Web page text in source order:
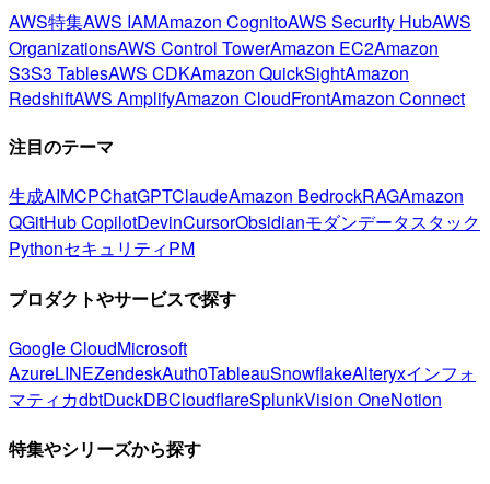
AWS特集AWS IAMAmazon CognitoAWS Security HubAWS
OrganizationsAWS Control TowerAmazon EC2Amazon
S3S3 TablesAWS CDKAmazon QuickSightAmazon
RedshiftAWS AmplifyAmazon CloudFrontAmazon Connect
注目のテーマ
生成AIMCPChatGPTClaudeAmazon BedrockRAGAmazon
QGitHub CopilotDevinCursorObsidianモダンデータスタック
PythonセキュリティPM
プロダクトやサービスで探す
Google CloudMicrosoft
AzureLINEZendeskAuth0TableauSnowflakeAlteryxインフォ
マティカdbtDuckDBCloudflareSplunkVision OneNotion
特集やシリーズから探す